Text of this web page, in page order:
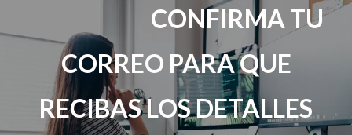
CONFIRMA TU
CORREO PARA QUE
RECIBAS LOS DETALLES